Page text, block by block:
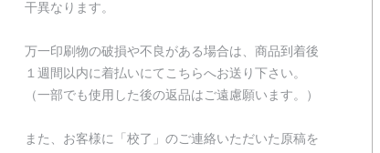
干異なります。
万一印刷物の破損や不良がある場合は、商品到着後
１週間以内に着払いにてこちらへお送り下さい。
（一部でも使用した後の返品はご遠慮願います。）
また、お客様に「校了」のご連絡いただいた原稿を